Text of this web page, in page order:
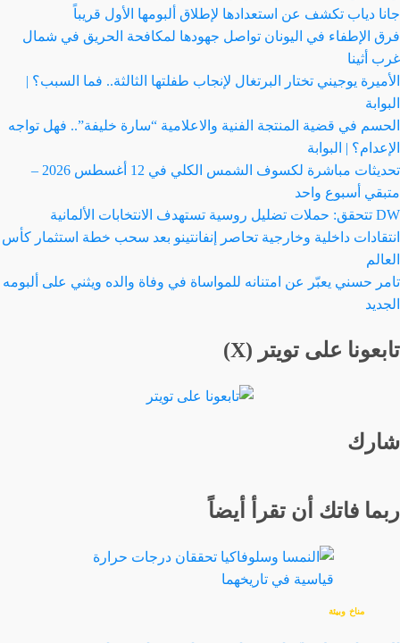
جانا دياب تكشف عن استعدادها لإطلاق ألبومها الأول قريباً
فرق الإطفاء في اليونان تواصل جهودها لمكافحة الحريق في شمال
غرب أثينا
الأميرة يوجيني تختار البرتغال لإنجاب طفلتها الثالثة.. فما السبب؟ |
البوابة
الحسم في قضية المنتجة الفنية والاعلامية “سارة خليفة”.. فهل تواجه
الإعدام؟ | البوابة
تحديثات مباشرة لكسوف الشمس الكلي في 12 أغسطس 2026 –
متبقي أسبوع واحد
DW تتحقق: حملات تضليل روسية تستهدف الانتخابات الألمانية
انتقادات داخلية وخارجية تحاصر إنفانتينو بعد سحب خطة استثمار كأس
العالم
تامر حسني يعبّر عن امتنانه للمواساة في وفاة والده ويثني على ألبومه
الجديد
تابعونا على تويتر (X)
شارك
ربما فاتك أن تقرأ أيضاً
مناخ وبيئة